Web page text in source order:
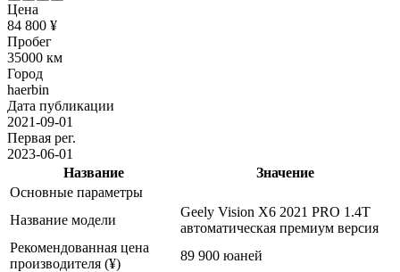
Цена
84 800 ¥
Пробег
35000 км
Город
haerbin
Дата публикации
2021-09-01
Первая рег.
2023-06-01
Название
Значение
Основные параметры
Название модели
Geely Vision X6 2021 PRO 1.4T
автоматическая премиум версия
Рекомендованная цена
производителя (¥)
89 900 юаней